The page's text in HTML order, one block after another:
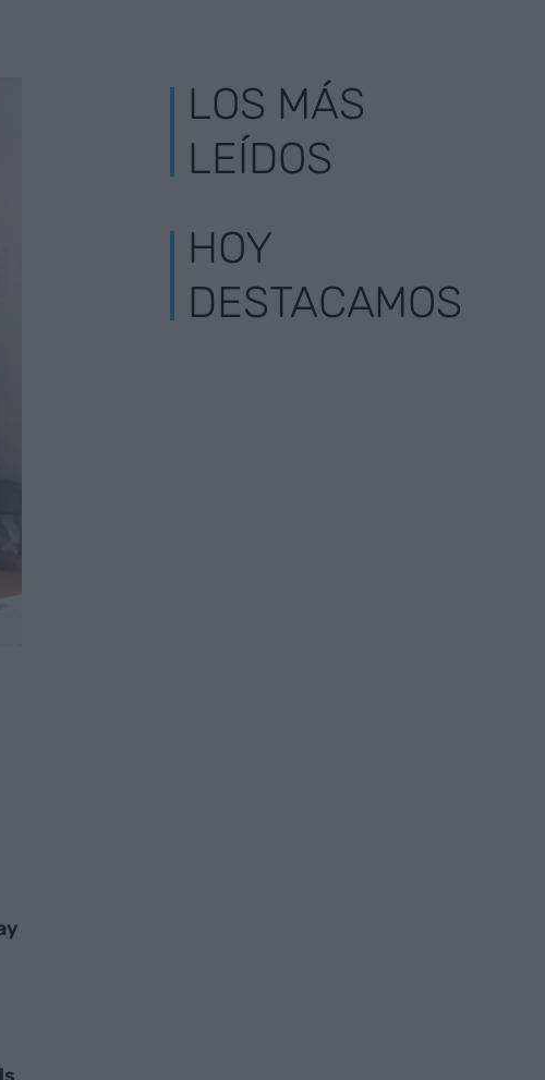
LOS MÁS
LEÍDOS
HOY
DESTACAMOS